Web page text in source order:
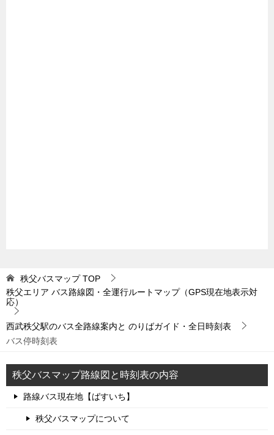
秩父バスマップTOP
秩父エリア バス路線図・全運行ルートマップ（GPS現在地表示対
応）
西武秩父駅のバス全路線案内と のりばガイド・全日時刻表
バス停時刻表
秩父バスマップ路線図と時刻表の内容
路線バス現在地【ばすいち】
秩父バスマップについて